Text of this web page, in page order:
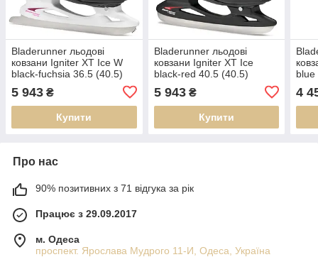
Bladerunner льодові
ковзани Igniter XT Ice W
black-fuchsia 36.5 (40.5)
5 943 ₴
Купити
Bladerunner льодові
ковзани Igniter XT Ice
black-red 40.5 (40.5)
5 943₴
Купити
4
Про нас
90% позитивних з 71 відгука за рік
Працює з 29.09.2017
м. Одеса
проспект. Ярослава Мудрого 11-И, Одеса, Україна